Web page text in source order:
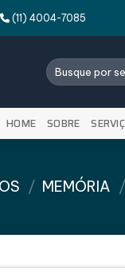
(11) 4004-7085
Pesquisar
por:
HOME SOBRE
/ MEMÓRIA /